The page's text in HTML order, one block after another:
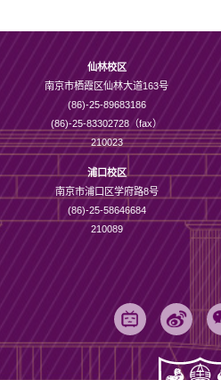
仙林校区
南京市栖霞区仙林大道163号
(86)-25-89683186
(86)-25-83302728（fax）
210023
浦口校区
南京市浦口区学府路8号
(86)-25-58646684
210089